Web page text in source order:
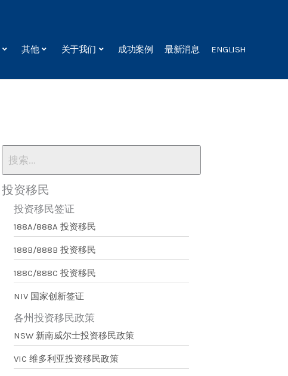
其他 关于我们 成功案例 最新消息 ENGLISH
投资移民
投资移民签证
188A/888A 投资移民
188B/888B 投资移民
188C/888C 投资移民
NIV 国家创新签证
各州投资移民政策
NSW 新南威尔士投资移民政策
VIC 维多利亚投资移民政策